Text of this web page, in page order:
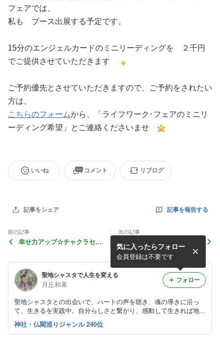
フェアでは、
私も ブース出展する予定です。
15分のエンジェルカードのミニリーディングを ２千円
でご提供させていただきます
ご予約優先とさせていただきますので、ご予約をされたい
方は、
こちらのフォームから、「ライフワーク･フェアのミニリ
ーディング希望」とご連絡くださいませ
いいね コメント リブログ
記事をシェア 記事を報告する
前の記事
幸せ力アップ☆チャクラセミ
次の記事
【大阪】エンジェルカード初
心者講習会、盛況に終了しま
した♪
聖地シャスタで人生を変える
月丘和果
聖地シャスタとの出会いで、ハートの声を聴き、魂の導きに沿っ
て、生きるを実践中。自分らしさと繋がり、感動して生きれば地球
は、ずっと面白い！沖縄とアメリカ・シャスタ山を行き来し、ライ
フワークを生きる楽しさを伝える。沖縄県北部やんばる在住。
気に入ったらフォロー
会員登録は不要です
フォロー
神社・仏閣巡りジャンル 240位